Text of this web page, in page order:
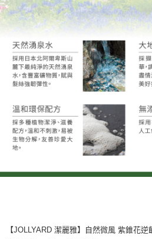
【JOLLYARD 潔麗雅】自然微風 紫錐花逆